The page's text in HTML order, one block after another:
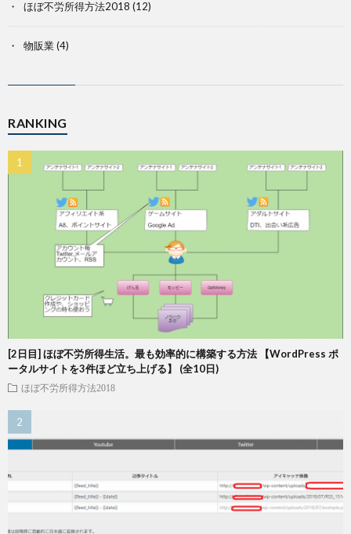
ほぼ不労所得方法2018 (12)
物販業(4)
RANKING
[2日目] ほぼ不労所得生活。最も効率的に構築する方法 【WordPress ポ
ータルサイトを3件ほど立ち上げる】 (全10日)
ほぼ不労所得方法2018